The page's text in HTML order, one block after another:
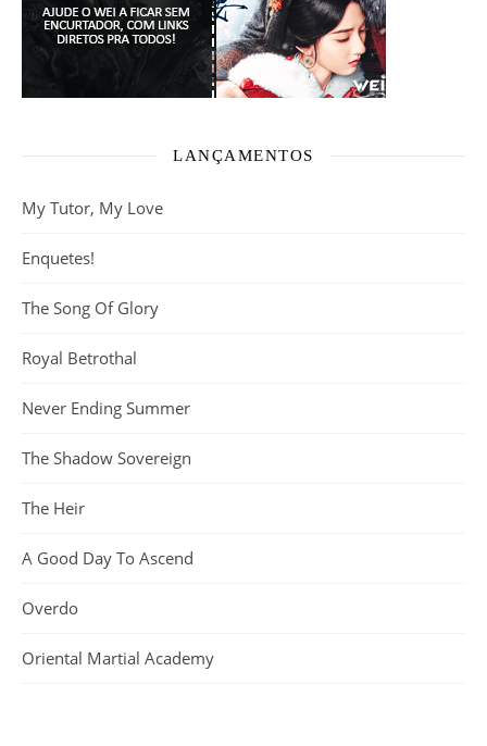
LANÇAMENTOS
My Tutor, My Love
Enquetes!
The Song Of Glory
Royal Betrothal
Never Ending Summer
The Shadow Sovereign
The Heir
A Good Day To Ascend
Overdo
Oriental Martial Academy